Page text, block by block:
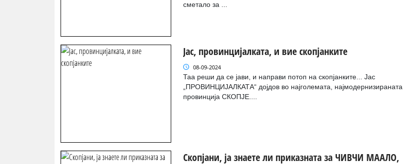
сметало за ...
Јас, провинцијалката, и вие скопјанките
08-09-2024
Таа реши да се јави, и направи потоп на скопјанките... Јас
„ПРОВИНЦИЈАЛКАТА“ дојдов во најголемата, најмодернизираната
провинција СКОПЈЕ....
Скопјани, ја знаете ли приказната за ЧИВЧИ МААЛО,